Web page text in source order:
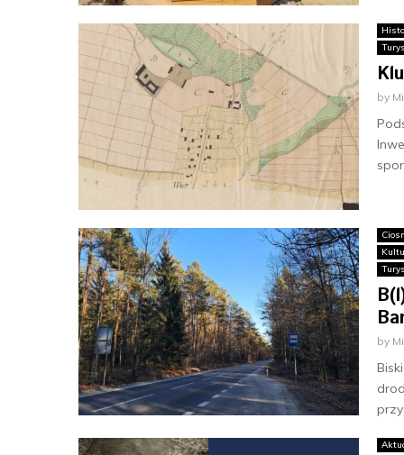
by
by